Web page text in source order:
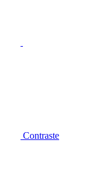
Contraste